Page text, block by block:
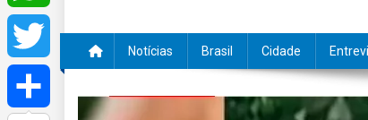
Notícias Brasil Cidade
WhatsApp
Twitter